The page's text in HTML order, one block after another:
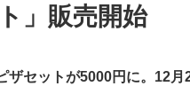
」販売開始
ザセットが5000円に。12